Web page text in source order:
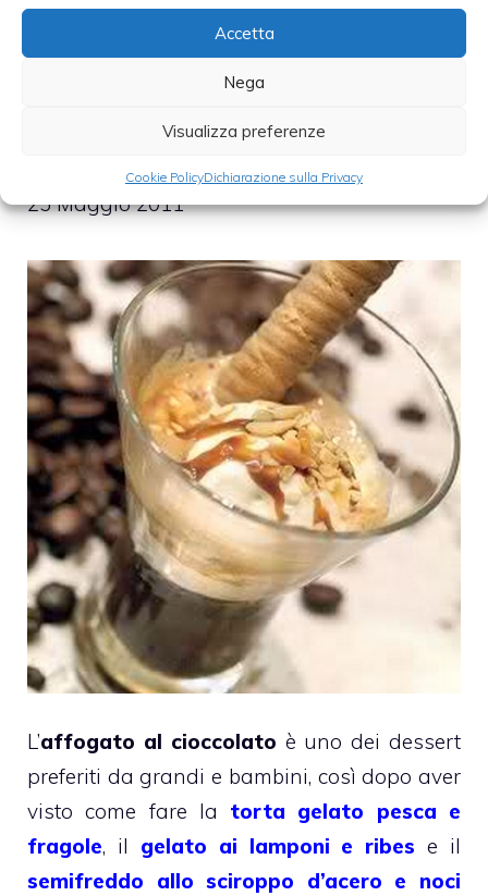
Accetta
Nega
Visualizza preferenze
Cookie PolicyDichiarazione sulla Privacy
25 Maggio 2011
L’affogato al cioccolato è uno dei dessert
preferiti da grandi e bambini, così dopo aver
visto come fare la torta gelato pesca e
fragole, il gelato ai lamponi e ribes e il
semifreddo allo sciroppo d’acero e noci